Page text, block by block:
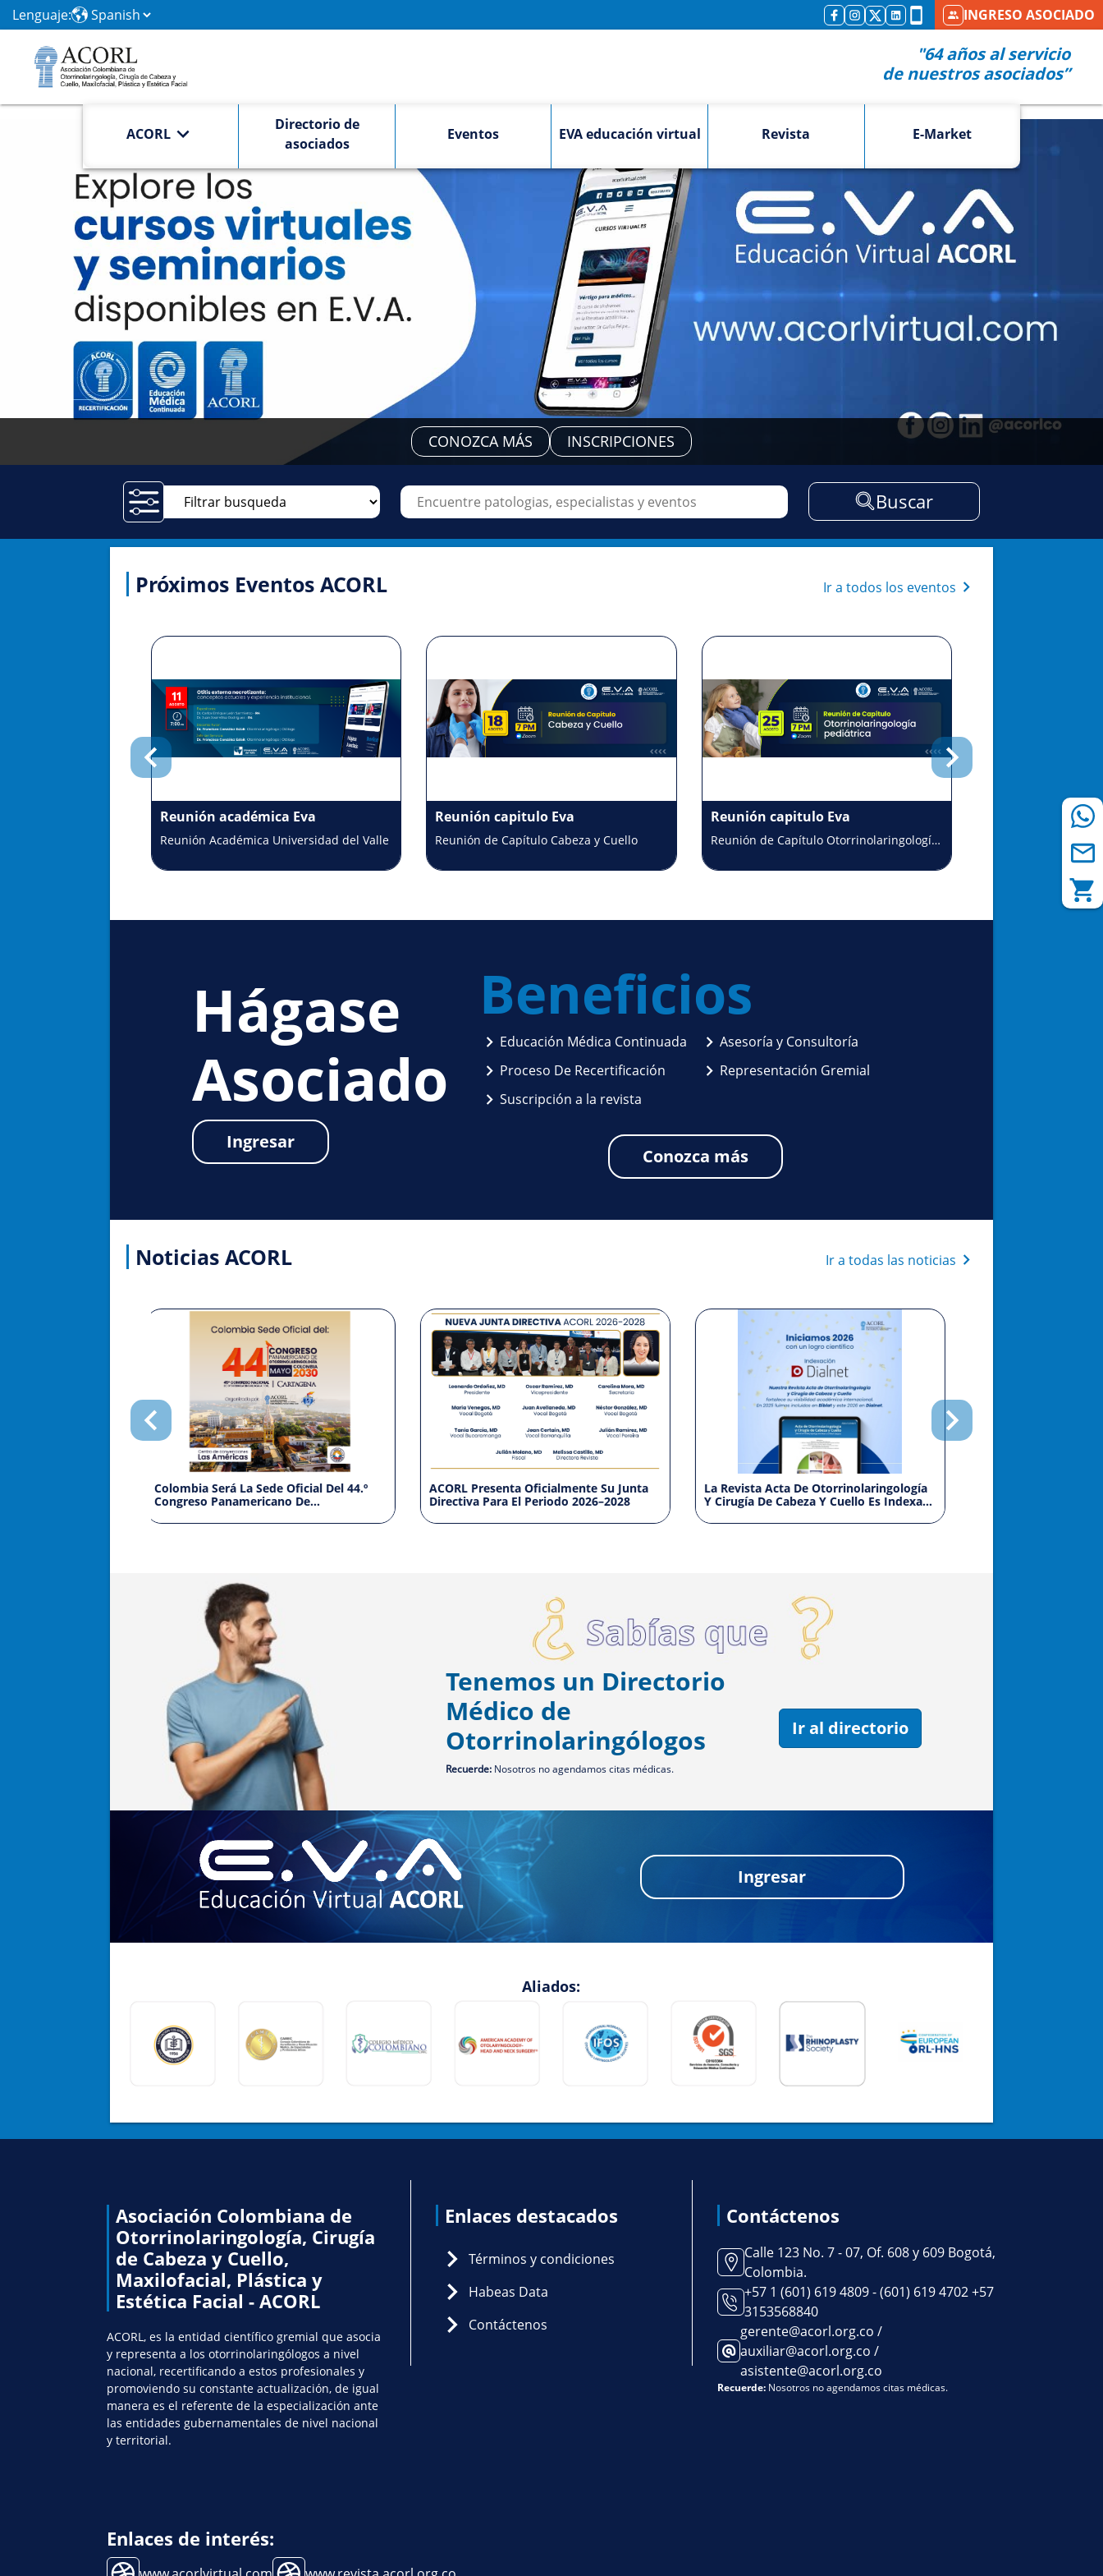
Lenguaje: INGRESO ASOCIADO
"64 años al servicio
de nuestros asociados”
ACORL
Directorio de
asociados
Eventos EVA educación virtual Revista E-Market
CONOZCA MÁS INSCRIPCIONES
Buscar
Próximos Eventos ACORL Ir a todos los eventos
Reunión académica Eva
Reunión Académica Universidad del Valle
Reunión capitulo Eva
Reunión de Capítulo Cabeza y Cuello
Reunión capitulo Eva
Reunión de Capítulo Otorrinolaringología
Reunión
Reunión
Hágase
Asociado
Ingresar
Beneficios
Educación Médica Continuada
Asesoría y Consultoría
Proceso De Recertificación
Representación Gremial
Suscripción a la revista
Conozca más
Noticias ACORL Ir a todas las noticias
Colombia Será La Sede Oficial Del 44.º
Congreso Panamericano De
ACORL Presenta Oficialmente Su Junta
Directiva Para El Periodo 2026–2028
La Revista Acta De Otorrinolaringología
Y Cirugía De Cabeza Y Cuello Es Indexada
En Dialnet
ACORL Lanza Su E-Market Para
Anuncios De Venta De Equipos E
Instrumental De Otorrinolaringología
Tenemos un Directorio
Médico de
Otorrinolaringólogos
Recuerde: Nosotros no agendamos citas médicas.
Ir al directorio
Ingresar
Aliados:
Asociación Colombiana de
Otorrinolaringología, Cirugía
de Cabeza y Cuello,
Maxilofacial, Plástica y
Estética Facial - ACORL
ACORL, es la entidad científico gremial que asocia
y representa a los otorrinolaringólogos a nivel
nacional, recertificando a estos profesionales y
promoviendo su constante actualización, de igual
manera es el referente de la especialización ante
las entidades gubernamentales de nivel nacional
y territorial.
Enlaces destacados
Términos y condiciones
Habeas Data
Contáctenos
Contáctenos
Calle 123 No. 7 - 07, Of. 608 y 609 Bogotá,
Colombia.
+57 1 (601) 619 4809 - (601) 619 4702 +57
3153568840
gerente@acorl.org.co /
auxiliar@acorl.org.co /
asistente@acorl.org.co
Recuerde:Nosotros no agendamos citas médicas.
Enlaces de interés: